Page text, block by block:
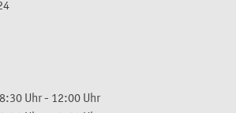
Uhr- 12:00 Uhr